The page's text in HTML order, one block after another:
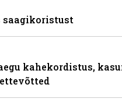
saagikoristust
kahekordistus,